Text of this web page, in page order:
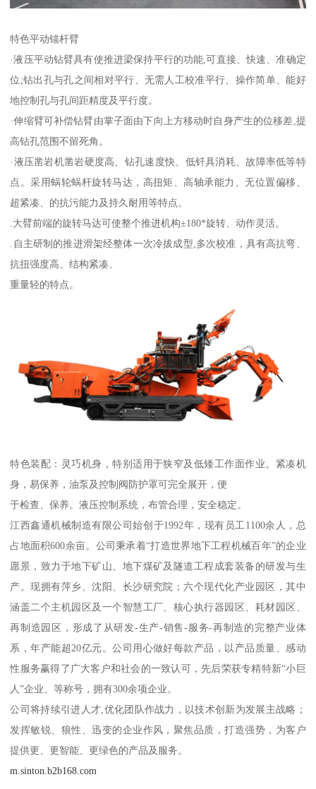
特色平动锚杆臂
·液压平动钻臂具有使推进梁保持平行的功能,可直接、快速、准确定
位;钻出孔与孔之间相对平行、无需人工校准平行、操作简单、能好
地控制孔与孔间距精度及平行度。
·伸缩臂可补偿钻臂由掌子面由下向上方移动时自身产生的位移差,提
高钻孔范围不留死角。
·液压凿岩机凿岩硬度高、钻孔速度快、低钎具消耗、故障率低等特
点。采用蜗轮蜗杆旋转马达，高扭矩、高轴承能力、无位置偏移、
超紧凑、的抗污能力及持久耐用等特点。
.大臂前端的旋转马达可使整个推进机构±180*旋转、动作灵活。
.自主研制的推进滑架经整体一次冷拔成型,多次校准，具有高抗弯、
抗扭强度高、结构紧凑、
重量轻的特点。
特色装配：灵巧机身，特别适用于狭窄及低矮工作面作业。紧凑机
身，易保养，油泵及控制阀防护罩可完全展开，便
于检查、保养。液压控制系统，布管合理，安全稳定。
江西鑫通机械制造有限公司始创于1992年，现有员工1100余人，总
占地面积600余亩。公司秉承着“打造世界地下工程机械百年”的企业
愿景，致力于地下矿山、地下煤矿及隧道工程成套装备的研发与生
产。现拥有萍乡、沈阳、长沙研究院；六个现代化产业园区，其中
涵盖二个主机园区及一个智慧工厂、核心执行器园区、耗材园区、
再制造园区，形成了从研发-生产-销售-服务-再制造的完整产业体
系，年产能超20亿元。公司用心做好每款产品，以产品质量、感动
性服务赢得了广大客户和社会的一致认可，先后荣获专精特新“小巨
人”企业、等称号，拥有300余项企业。
公司将持续引进人才,优化团队作战力，以技术创新为发展主战略；
发挥敏锐、狼性、迅变的企业作风，聚焦品质，打造强势，为客户
提供更、更智能、更绿色的产品及服务。
m.sinton.b2b168.com